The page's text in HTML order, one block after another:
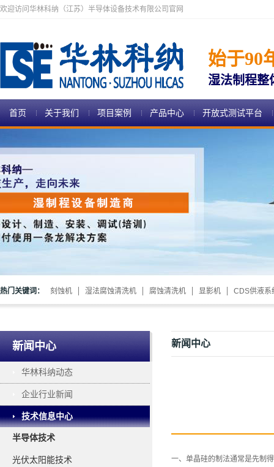
欢迎访问华林科纳（江苏）半导体设备技术有限公司官网
始于90
湿法制程整
首页 关于我们 项目案例 产品中心 开放式测试平台
热门关键词： 刻蚀机 湿法腐蚀清洗机 腐蚀清洗机 显影机 CDS供液系
新闻中心
华林科纳动态
企业行业新闻
技术信息中心
半导体技术
光伏太阳能技术
新闻中心
一、 单晶硅的制法通常是先制